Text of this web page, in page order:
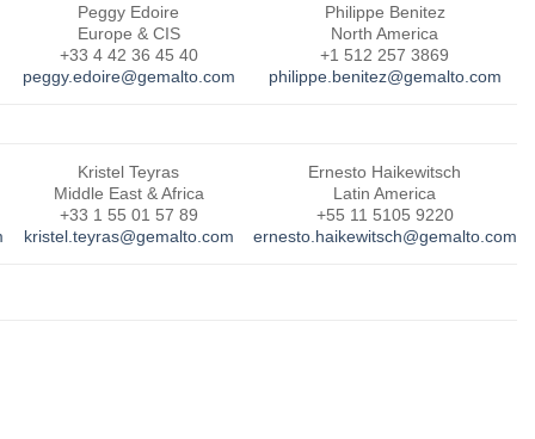
Peggy Edoire
Europe & CIS
+33 4 42 36 45 40
peggy.edoire@gemalto.com
Vivian Liang
大中华地区 (Greater China)
+86 1059373046
vivian.liang@gemalto.com
Kristel Teyras
Middle East & Africa
+33 1 55 01 57 89
kristel.teyras@gemalto.com
Shintaro Suzuki
Asia Pacific
+65 6317 8266
shintaro.suzuki@gemalto.com